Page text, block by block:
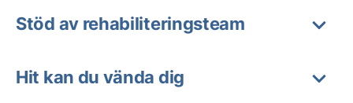
Stöd av rehabiliteringsteam
Hit kan du vända dig